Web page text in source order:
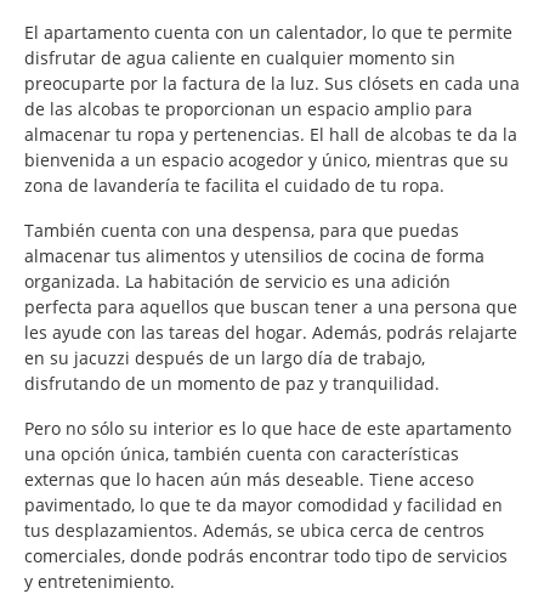
El apartamento cuenta con un calentador, lo que te permite
disfrutar de agua caliente en cualquier momento sin
preocuparte por la factura de la luz. Sus clósets en cada una
de las alcobas te proporcionan un espacio amplio para
almacenar tu ropa y pertenencias. El hall de alcobas te da la
bienvenida a un espacio acogedor y único, mientras que su
zona de lavandería te facilita el cuidado de tu ropa.
También cuenta con una despensa, para que puedas
almacenar tus alimentos y utensilios de cocina de forma
organizada. La habitación de servicio es una adición
perfecta para aquellos que buscan tener a una persona que
les ayude con las tareas del hogar. Además, podrás relajarte
en su jacuzzi después de un largo día de trabajo,
disfrutando de un momento de paz y tranquilidad.
Pero no sólo su interior es lo que hace de este apartamento
una opción única, también cuenta con características
externas que lo hacen aún más deseable. Tiene acceso
pavimentado, lo que te da mayor comodidad y facilidad en
tus desplazamientos. Además, se ubica cerca de centros
comerciales, donde podrás encontrar todo tipo de servicios
y entretenimiento.